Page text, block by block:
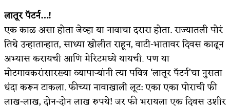
लातूर पॅटर्न…!
एक काळ असा होता जेव्हा या नावाचा दरारा होता. राज्यातली पोरं
तिथे उन्हातान्हात, साध्या खोलीत राहून, वाटी-भातावर दिवस काढून
अभ्यास करायची आणि मेरिटमध्ये यायची. पण या
मोटगावकरांसारख्या व्यापाऱ्यांनी त्या पवित्र ‘लातूर पॅटर्न’चा नुसता
धंदा करून टाकला. ​फीच्या नावाखाली लूट: एका एका पोराची फी
लाख-लाख, दोन-दोन लाख रुपये! जर फी भरायला एक दिवस उशीर